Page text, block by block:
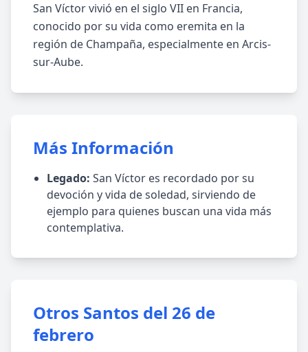
San Víctor vivió en el siglo VII en Francia,
conocido por su vida como eremita en la
región de Champaña, especialmente en Arcis-
sur-Aube.
Más Información
Legado: San Víctor es recordado por su
devoción y vida de soledad, sirviendo de
ejemplo para quienes buscan una vida más
contemplativa.
Otros Santos del 26 de
febrero